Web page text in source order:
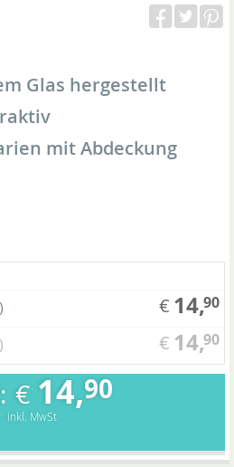
Glas hergestellt
mit Abdeckung
€ 14,90
€ 14,90
€ 14,90
inkl. MwSt